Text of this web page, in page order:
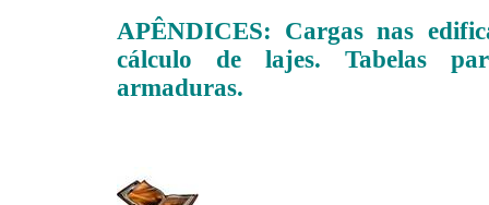
APÊNDICES: Cargas nas
cálculo de lajes. Tabelas
armaduras.